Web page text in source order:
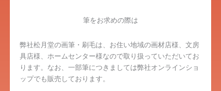
筆をお求めの際は
弊社松月堂の画筆・刷毛は、お住い地域の画材店様、文房
具店様、ホームセンター様なので取り扱っていただいてお
ります。なお、一部筆につきましては弊社オンラインショ
ップでも販売しております。